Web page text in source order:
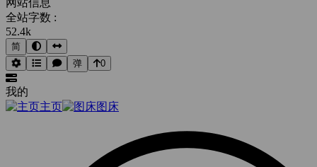
全站字数 :
52.4k
简
弹
0
我的
主页
图床